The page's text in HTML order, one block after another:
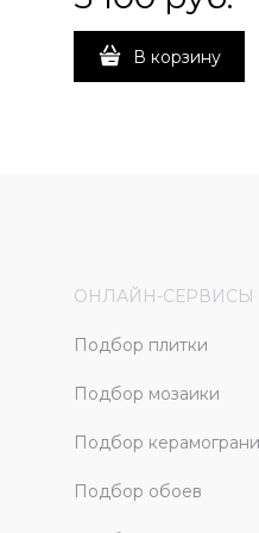
В корзину
ОНЛАЙН-СЕРВИСЫ
Подбор плитки
Подбор мозаики
Подбор
Подбор обоев